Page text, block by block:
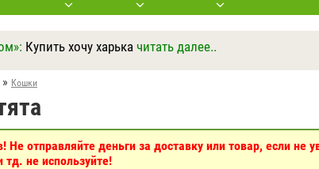
Купить хочу харька читать далее..
Ответить Другие
» Кошки
Не отправляйте деньги за доставку или товар, если не
тд. не используйте!